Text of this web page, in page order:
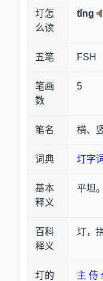
圢怎
么读
tǐng
五笔 FSH
笔画
数
5
笔名 横、
词典 圢字
基本
释义
平坦。
百科
释义
圢，
圢的
主 侍